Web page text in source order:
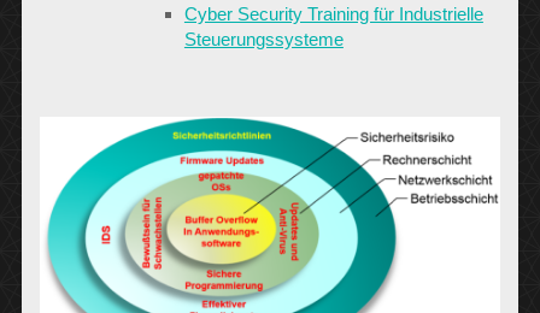
Cyber Security Training für Industrielle
Steuerungssysteme